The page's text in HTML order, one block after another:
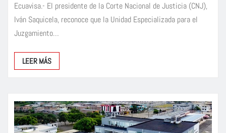
Ecuavisa.- El presidente de la Corte Nacional de Justicia (CNJ),
Iván Saquicela, reconoce que la Unidad Especializada para el
Juzgamiento…
LEER MÁS